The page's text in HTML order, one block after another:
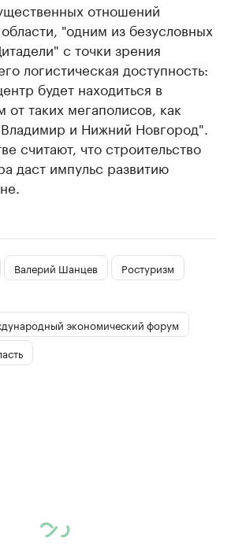
отношений
"одним из безусловных
с точки зрения
логистическая доступность:
будет находиться в
таких мегаполисов, как
и Нижний Новгород".
считают, что строительство
даст импульс развитию
Валерий Шанцев
Ростуризм
экономический форум